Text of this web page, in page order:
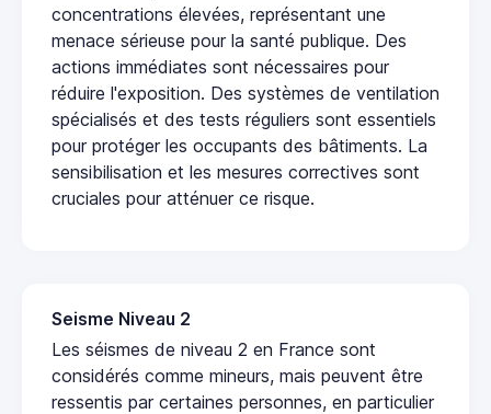
concentrations élevées, représentant une
menace sérieuse pour la santé publique. Des
actions immédiates sont nécessaires pour
réduire l'exposition. Des systèmes de ventilation
spécialisés et des tests réguliers sont essentiels
pour protéger les occupants des bâtiments. La
sensibilisation et les mesures correctives sont
cruciales pour atténuer ce risque.
Seisme Niveau 2
Les séismes de niveau 2 en France sont
considérés comme mineurs, mais peuvent être
ressentis par certaines personnes, en particulier